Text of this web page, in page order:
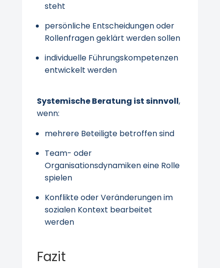
steht
persönliche Entscheidungen oder
Rollenfragen geklärt werden sollen
individuelle Führungskompetenzen
entwickelt werden
Systemische Beratung ist sinnvoll,
wenn:
mehrere Beteiligte betroffen sind
Team- oder
Organisationsdynamiken eine Rolle
spielen
Konflikte oder Veränderungen im
sozialen Kontext bearbeitet
werden
Fazit